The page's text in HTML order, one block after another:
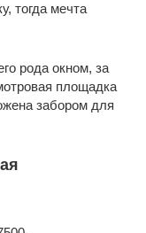
тогда мечта
рода окном, за
площадка
забором для